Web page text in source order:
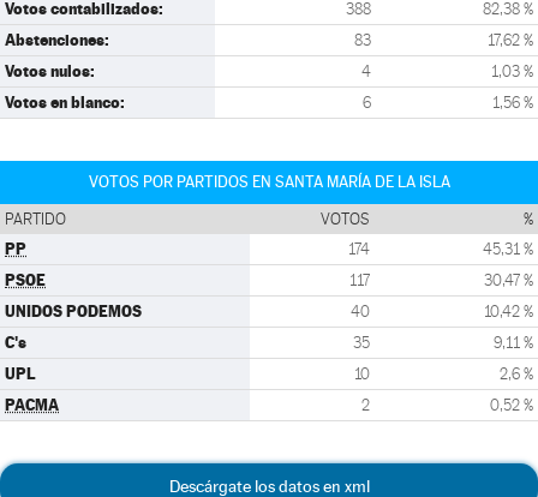
Votos contabilizados: 388 82,38 %
Abstenciones: 83 17,62 %
Votos nulos: 4 1,03 %
Votos en blanco: 6 1,56 %
VOTOS POR PARTIDOS EN SANTA MARÍA DE LA ISLA
PARTIDO VOTOS %
PP 174 45,31 %
PSOE 117 30,47 %
UNIDOS PODEMOS 40 10,42 %
C's 35 9,11 %
UPL 10 2,6 %
PACMA 2 0,52 %
Descárgate los datos en xml